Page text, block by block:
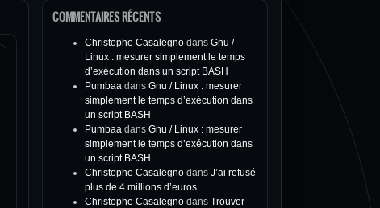
COMMENTAIRES RÉCENTS
Christophe Casalegno dans Gnu /
Linux : mesurer simplement le temps
d’exécution dans un script BASH
Pumbaa dans Gnu / Linux : mesurer
simplement le temps d’exécution dans
un script BASH
Pumbaa dans Gnu / Linux : mesurer
simplement le temps d’exécution dans
un script BASH
Christophe Casalegno dans J’ai refusé
plus de 4 millions d’euros.
Christophe Casalegno dans Trouver